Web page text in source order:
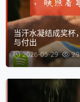
当汗水凝结成奖杯
与付出
2026-05-29